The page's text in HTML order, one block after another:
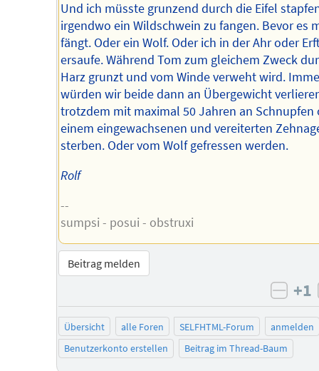
Und ich müsste grunzend durch die Eifel
irgendwo ein Wildschwein zu fangen. Bevor es
fängt. Oder ein Wolf. Oder ich in der Ahr oder
ersaufe. Während Tom zum gleichem Zweck
Harz grunzt und vom Winde verweht wird.
würden wir beide dann an Übergewicht
trotzdem mit maximal 50 Jahren an Schnupfen
einem eingewachsenen und vereiterten
sterben. Oder vom Wolf gefressen werden.
Rolf
--
sumpsi - posui - obstruxi
Beitrag melden
+1
Übersicht alle Foren SELFHTML-Forum
anmelden
Benutzerkonto erstellen
Beitrag im Thread-Baum